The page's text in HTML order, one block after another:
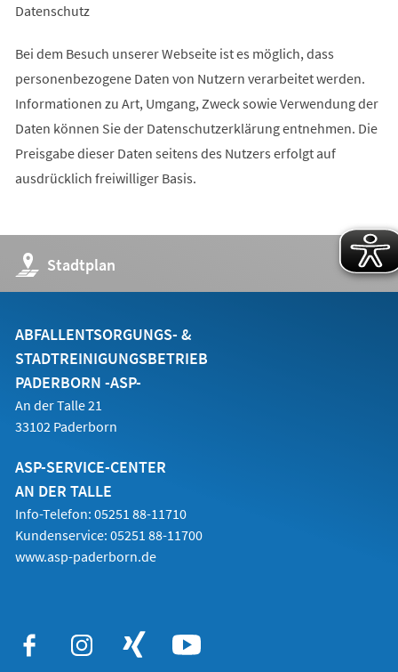
Datenschutz
Bei dem Besuch unserer Webseite ist es möglich, dass
personenbezogene Daten von Nutzern verarbeitet werden.
Informationen zu Art, Umgang, Zweck sowie Verwendung der
Daten können Sie der Datenschutzerklärung entnehmen. Die
Preisgabe dieser Daten seitens des Nutzers erfolgt auf
ausdrücklich freiwilliger Basis.
Stadtplan
(Öffnet
in
einem
Tab)
ABFALLENTSORGUNGS- &
STADTREINIGUNGSBETRIEB
PADERBORN -ASP-
An der Talle 21
33102 Paderborn
ASP-SERVICE-CENTER
AN DER TALLE
Info-Telefon: 05251 88-11710
Kundenservice: 05251 88-11700
www.asp-paderborn.de